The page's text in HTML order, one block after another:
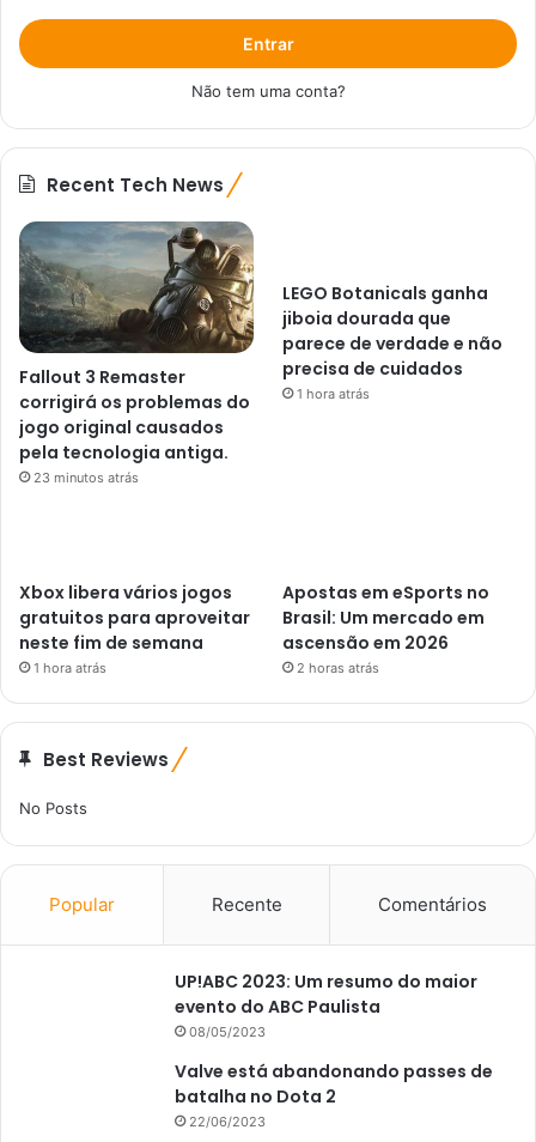
Entrar
Não tem uma conta?
Recent Tech News
Fallout 3 Remaster
corrigirá os problemas do
jogo original causados ​​
pela tecnologia antiga.
23 minutos atrás
LEGO Botanicals ganha
jiboia dourada que
parece de verdade e não
precisa de cuidados
1 hora atrás
Xbox libera vários jogos
gratuitos para aproveitar
neste fim de semana
1 hora atrás
Apostas em eSports no
Brasil: Um mercado em
ascensão em 2026
2 horas atrás
Best Reviews
No Posts
Popular Recente Comentários
UP!ABC 2023: Um resumo do maior
evento do ABC Paulista
08/05/2023
Valve está abandonando passes de
batalha no Dota 2
22/06/2023